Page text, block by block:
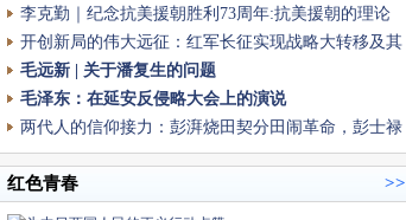
李克勤｜纪念抗美援朝胜利73周年:抗美援朝的理论
依据如何理解？
开创新局的伟大远征：红军长征实现战略大转移及其
历史意义
毛远新 | 关于潘复生的问题
毛泽东：在延安反侵略大会上的演说
两代人的信仰接力：彭湃烧田契分田闹革命，彭士禄
造核潜艇建核电站
红色青春 >>